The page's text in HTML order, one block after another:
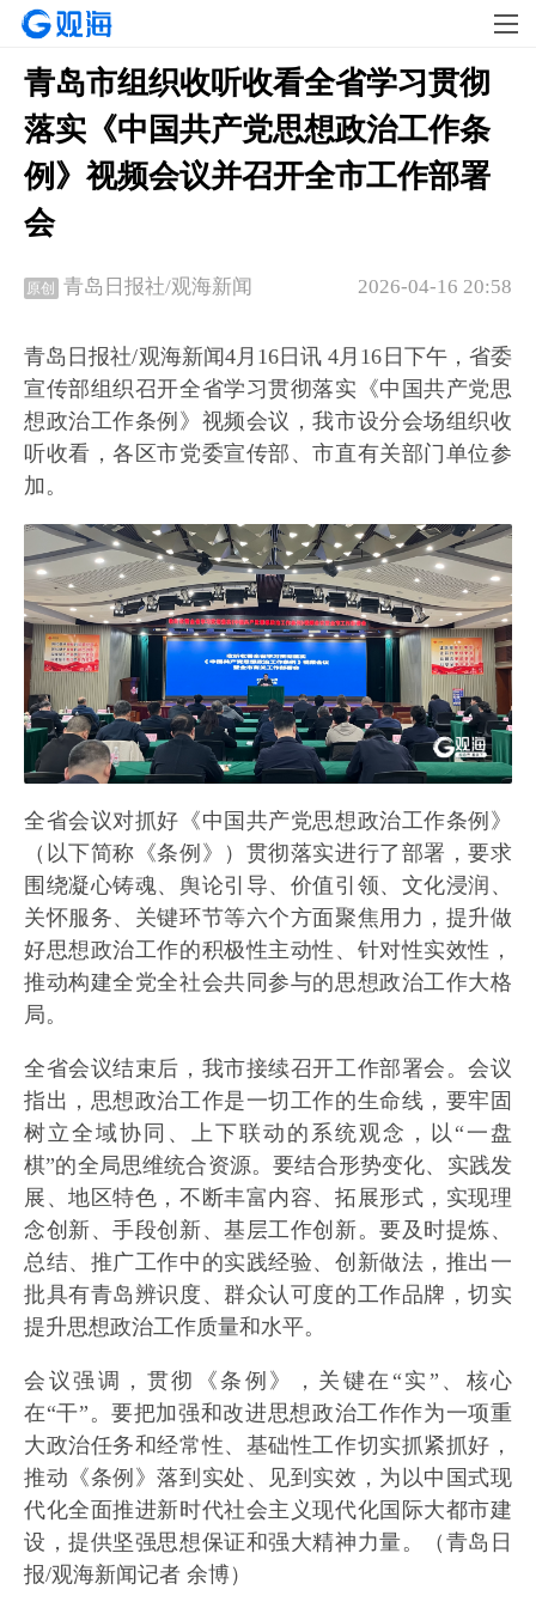
青岛市组织收听收看全省学习贯彻
落实《中国共产党思想政治工作条
例》视频会议并召开全市工作部署
会
原创 2026-04-16 20:58
青岛日报社/观海新闻
青岛日报社/观海新闻4月16日讯 4月16日下午，省委
宣传部组织召开全省学习贯彻落实《中国共产党思
想政治工作条例》视频会议，我市设分会场组织收
听收看，各区市党委宣传部、市直有关部门单位参
加。
全省会议对抓好《中国共产党思想政治工作条例》
（以下简称《条例》）贯彻落实进行了部署，要求
围绕凝心铸魂、舆论引导、价值引领、文化浸润、
关怀服务、关键环节等六个方面聚焦用力，提升做
好思想政治工作的积极性主动性、针对性实效性，
推动构建全党全社会共同参与的思想政治工作大格
局。
全省会议结束后，我市接续召开工作部署会。会议
指出，思想政治工作是一切工作的生命线，要牢固
树立全域协同、上下联动的系统观念，以“一盘
棋”的全局思维统合资源。要结合形势变化、实践发
展、地区特色，不断丰富内容、拓展形式，实现理
念创新、手段创新、基层工作创新。要及时提炼、
总结、推广工作中的实践经验、创新做法，推出一
批具有青岛辨识度、群众认可度的工作品牌，切实
提升思想政治工作质量和水平。
会议强调，贯彻《条例》，关键在“实”、核心
在“干”。要把加强和改进思想政治工作作为一项重
大政治任务和经常性、基础性工作切实抓紧抓好，
推动《条例》落到实处、见到实效，为以中国式现
代化全面推进新时代社会主义现代化国际大都市建
设，提供坚强思想保证和强大精神力量。（青岛日
报/观海新闻记者 余博）